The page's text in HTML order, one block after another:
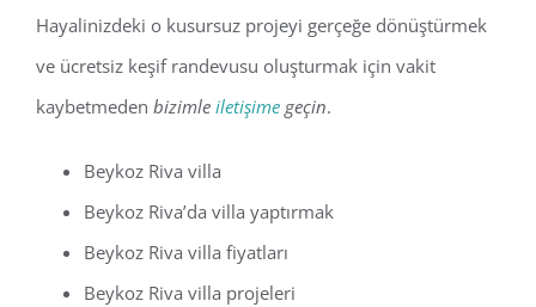
Hayalinizdeki o kusursuz projeyi gerçeğe dönüştürmek
ve ücretsiz keşif randevusu oluşturmak için vakit
kaybetmeden bizimle iletişimegeçin.
Beykoz Riva villa
Beykoz Riva’da villa yaptırmak
Beykoz Riva villa fiyatları
Beykoz Riva villa projeleri